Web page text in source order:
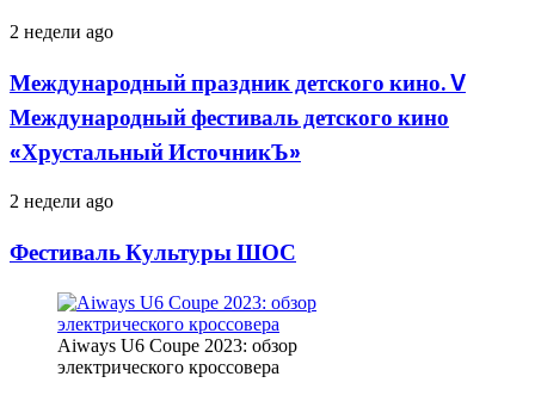
Международный
детского
кино.
V
фестиваль
кино
ИсточникЪ»
2 недели ago
Международный праздник детского кино. V
Международный фестиваль детского кино
«Хрустальный ИсточникЪ»
Фестиваль
ШОС
2 недели ago
Фестиваль Культуры ШОС
Aiways U6 Coupe 2023: обзор
электрического кроссовера